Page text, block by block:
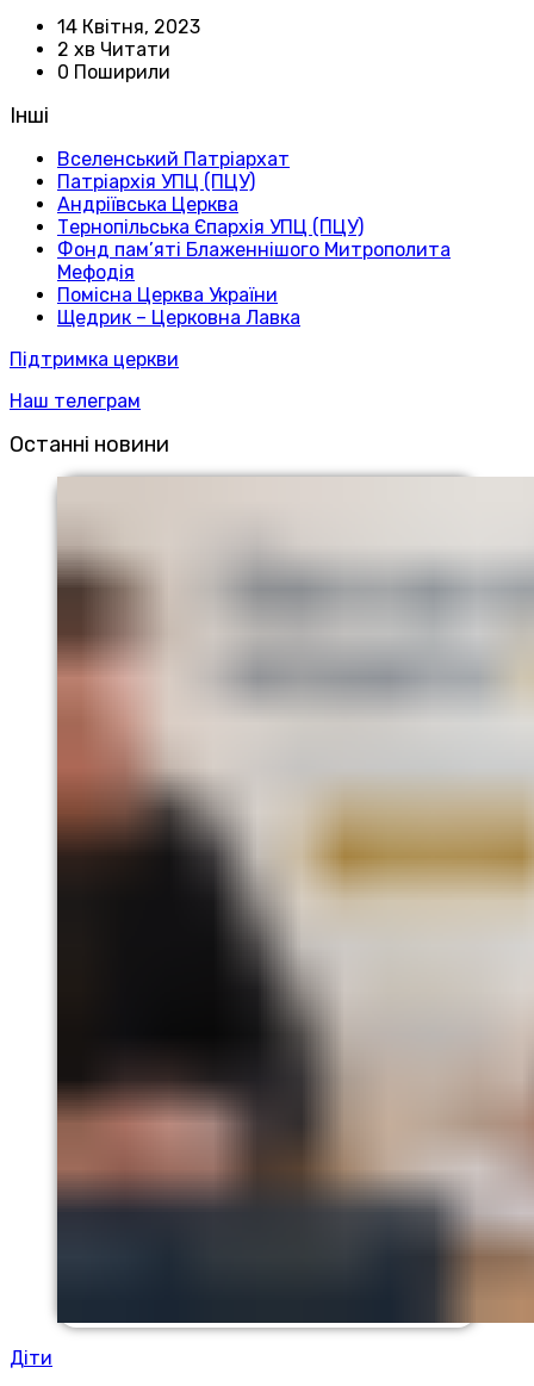
14 Квітня, 2023
2 хв Читати
0 Поширили
Інші
Вселенський Патріархат
Патріархія УПЦ (ПЦУ)
Андріївська Церква
Тернопільська Єпархія УПЦ (ПЦУ)
Фонд пам’яті Блаженнішого Митрополита
Мефодія
Помісна Церква України
Щедрик – Церковна Лавка
Підтримка церкви
Наш телеграм
Останні новини
Діти